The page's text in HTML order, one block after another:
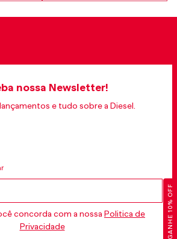
GANHE 10% OFF
nossa Newsletter!
e tudo sobre a Diesel.
concorda com a nossa Politica de
Privacidade